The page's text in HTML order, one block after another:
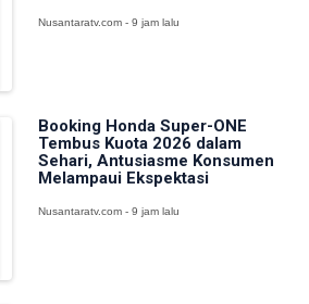
Nusantaratv.com - 9 jam lalu
Booking Honda Super-ONE
Tembus Kuota 2026 dalam
Sehari, Antusiasme Konsumen
Melampaui Ekspektasi
Nusantaratv.com - 9 jam lalu